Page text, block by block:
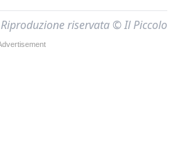
Riproduzione riservata © Il Piccolo